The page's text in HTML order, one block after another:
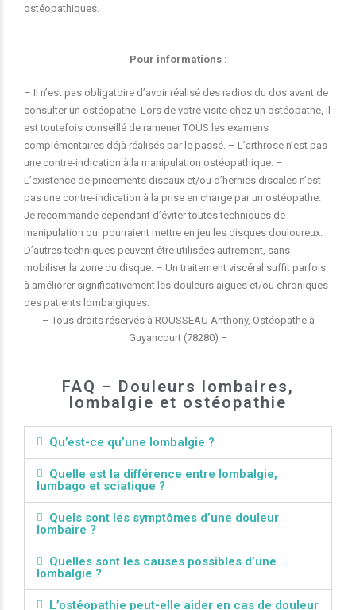
ostéopathiques.
Pour informations :
– Il n’est pas obligatoire d’avoir réalisé des radios du dos avant de
consulter un ostéopathe. Lors de votre visite chez un ostéopathe, il
est toutefois conseillé de ramener TOUS les examens
complémentaires déjà réalisés par le passé. – L’arthrose n’est pas
une contre-indication à la manipulation ostéopathique. –
L’existence de pincements discaux et/ou d’hernies discales n’est
pas une contre-indication à la prise en charge par un ostéopathe.
Je recommande cependant d’éviter toutes techniques de
manipulation qui pourraient mettre en jeu les disques douloureux.
D’autres techniques peuvent être utilisées autrement, sans
mobiliser la zone du disque. – Un traitement viscéral suffit parfois
à améliorer significativement les douleurs aigues et/ou chroniques
des patients lombalgiques.
– Tous droits réservés à ROUSSEAU Anthony, Ostéopathe à
Guyancourt (78280) –
FAQ – Douleurs lombaires,
lombalgie et ostéopathie
Qu’est-ce qu’une lombalgie ?
Quelle est la différence entre lombalgie,
lumbago et sciatique ?
Quels sont les symptômes d’une douleur
lombaire ?
Quelles sont les causes possibles d’une
lombalgie ?
L’ostéopathie peut-elle aider en cas de douleur